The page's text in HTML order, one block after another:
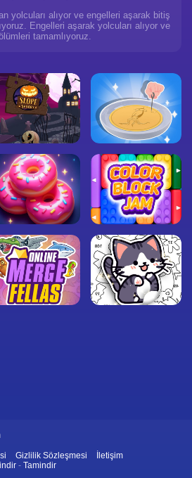
yolcuları alıyor ve engelleri aşarak bitiş
Engelleri aşarak yolcuları alıyor ve
tamamlıyoruz.
Gizlilik Sözleşmesi
İletişim
- Tamindir